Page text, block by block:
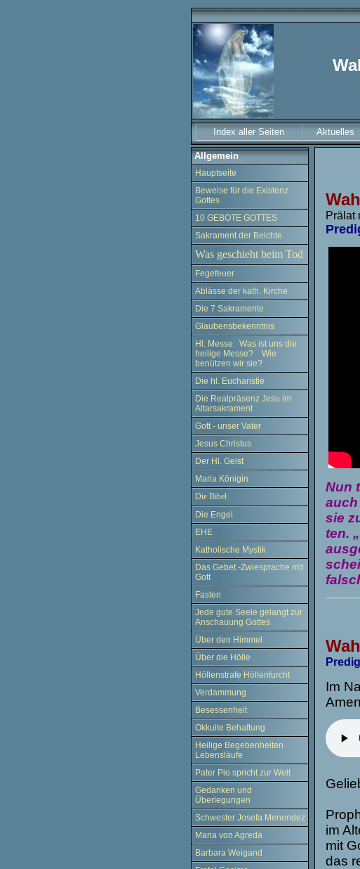
Index aller Seiten Aktuelles
Allgemein
Hauptseite
Beweise für die Existenz
Gottes
10 GEBOTE GOTTES
Sakrament der Beichte
Was geschieht beim Tod
Fegefeuer
Ablässe der kath. Kirche
Die 7 Sakramente
Glaubensbekenntnis
Hl. Messe. Was ist uns die
heilige Messe? Wie
benützen wir sie?
Die hl. Eucharistie
Die Realpräsenz Jesu im
Altarsakrament
Gott - unser Vater
Jesus Christus
Der Hl. Geist
Maria Königin
Die Bibel
Die Engel
EHE
Katholische Mystik
Das Gebet -Zwiesprache mit
Gott
Fasten
Jede gute Seele gelangt zur
Anschauung Gottes
Über den Himmel
Über die Hölle
Höllenstrafe Höllenfurcht
Verdammung
Besessenheit
Okkulte Behaftung
Heilige Begebenheiten
Lebensläufe
Pater Pio spricht zur Welt
Gedanken und
Überlegungen
Schwester Josefa Menendez
Maria von Agreda
Barbara Weigand
Prälat
Nun
auch
sie
ten.
Im
im
mit
das